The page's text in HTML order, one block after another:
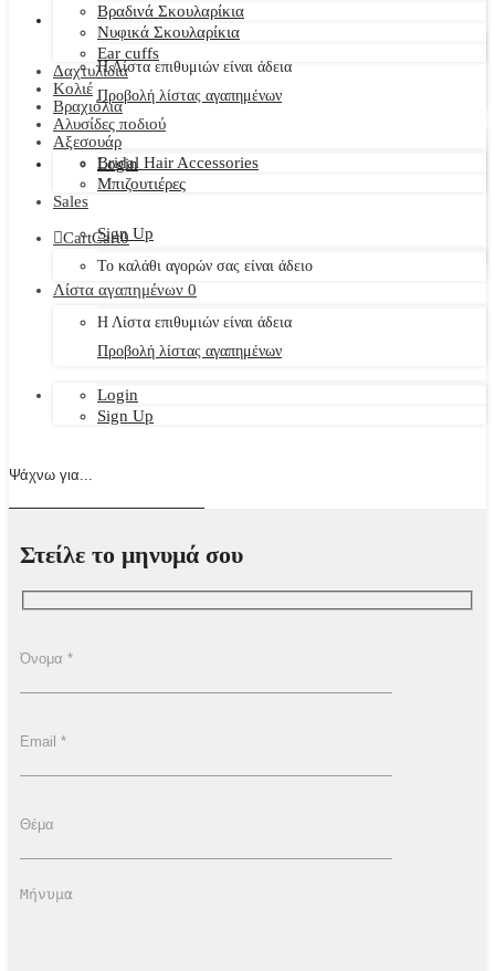
Η Λίστα επιθυμιών είναι άδεια
Προβολή λίστας αγαπημένων
Login
Sign Up
Βραδινά Σκουλαρίκια
Νυφικά Σκουλαρίκια
Ear cuffs
Δαχτυλίδια
Κολιέ
Βραχιόλια
Αλυσίδες ποδιού
Αξεσουάρ
Bridal Hair Accessories
Μπιζουτιέρες
Sales
CartCart0
Το καλάθι αγορών σας είναι άδειο
Λίστα αγαπημένων 0
Η Λίστα επιθυμιών είναι άδεια
Προβολή λίστας αγαπημένων
Login
Sign Up
Στείλε το μηνυμά σου